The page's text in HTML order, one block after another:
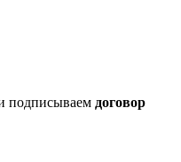
подписываем договор